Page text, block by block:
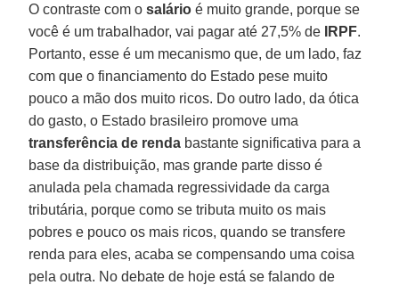
O contraste com osalário é muito grande, porque se
você é um trabalhador, vai pagar até 27,5% de
IRPF.
Portanto, esse é um mecanismo que, de um lado, faz
com que o financiamento do Estado pese muito
pouco a mão dos muito ricos. Do outro lado, da ótica
do gasto, o Estado brasileiro promove uma
transferência de renda bastante significativa para a
base da distribuição, mas grande parte disso é
anulada pela chamada regressividade da carga
tributária, porque como se tributa muito os mais
pobres e pouco os mais ricos, quando se transfere
renda para eles, acaba se compensando uma coisa
pela outra. No debate de hoje está se falando de